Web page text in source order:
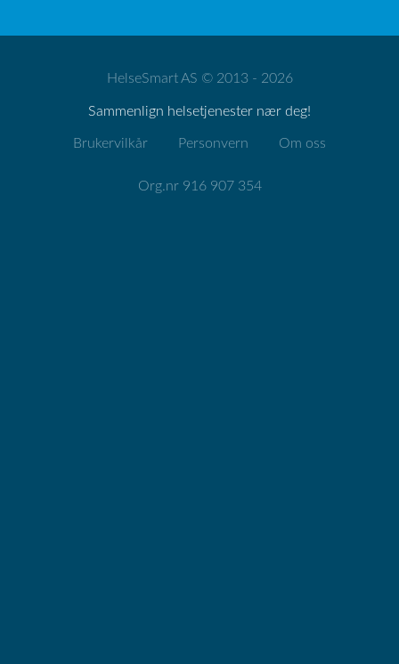
HelseSmart AS © 2013 - 2026
Sammenlign helsetjenester nær deg!
Brukervilkår Personvern Om oss
Org.nr 916 907 354